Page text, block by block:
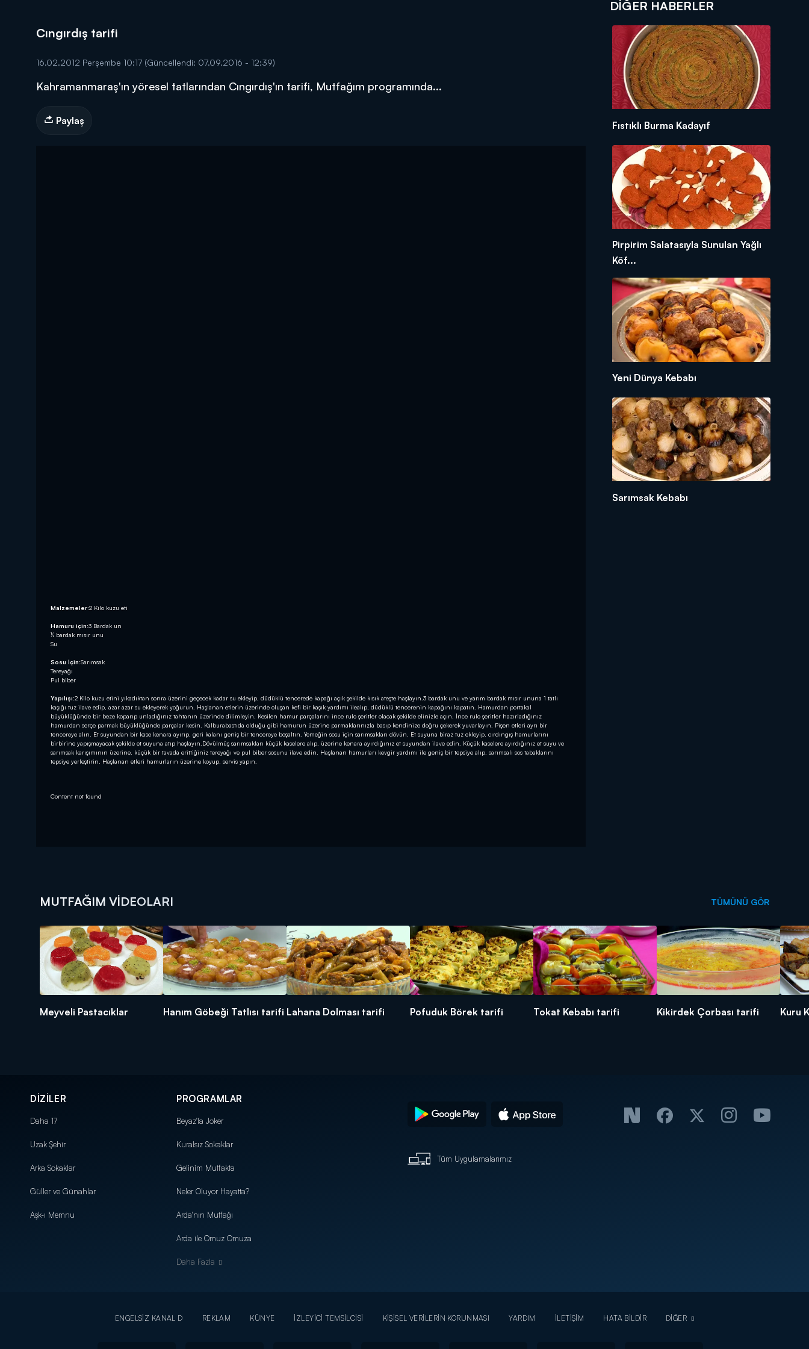
DİĞER SONUÇLAR
Cıngırdış tarifi
16.02.2012 Perşembe 10:17 (Güncellendi: 07.09.2016 - 12:39)
Kahramanmaraş'ın yöresel tatlarından Cıngırdış'ın tarifi, Mutfağım programında...
Paylaş
Malzemeler:2 Kilo kuzu eti
Hamuru için:3 Bardak un
½ bardak mısır unu
Su
Sosu İçin:Sarımsak
Tereyağı
Pul biber
Yapılışı:2 Kilo kuzu etini yıkadıktan sonra üzerini geçecek kadar su ekleyip, düdüklü tencerede kapağı açık şekilde kısık ateşte haşlayın.3 bardak unu ve yarım bardak mısır ununa 1 tatlı
kaşığı tuz ilave edip, azar azar su ekleyerek yoğurun. Haşlanan etlerin üzerinde oluşan kefi bir kaşık yardımı ilealıp, düdüklü tencerenin kapağını kapatın. Hamurdan portakal
büyüklüğünde bir beze koparıp unladığınız tahtanın üzerinde dilimleyin. Kesilen hamur parçalarını ince rulo şeritler olacak şekilde elinizle açın. İnce rulo şeritler hazırladığınız
hamurdan serçe parmak büyüklüğünde parçalar kesin. Kalburabastıda olduğu gibi hamurun üzerine parmaklarınızla basıp kendinize doğru çekerek yuvarlayın. Pişen etleri ayrı bir
tencereye alın. Et suyundan bir kase kenara ayırıp, geri kalanı geniş bir tencereye boşaltın. Yemeğin sosu için sarımsakları dövün. Et suyuna biraz tuz ekleyip, cırdıngış hamurlarını
birbirine yapışmayacak şekilde et suyuna atıp haşlayın.Dövülmüş sarımsakları küçük kaselere alıp, üzerine kenara ayırdığınız et suyundan ilave edin. Küçük kaselere ayırdığınız et suyu ve
sarımsak karışımının üzerine, küçük bir tavada erittiğiniz tereyağı ve pul biber sosunu ilave edin. Haşlanan hamurları kevgir yardımı ile geniş bir tepsiye alıp, sarımsalı sos tabaklarını
tepsiye yerleştirin. Haşlanan etleri hamurların üzerine koyup, servis yapın.
Content not found
DIĞER HABERLER
Fıstıklı Burma Kadayıf
Pirpirim Salatasıyla Sunulan Yağlı
Köf...
Yeni Dünya Kebabı
Sarımsak Kebabı
MUTFAĞIM VIDEOLARI TÜMÜNÜ GÖR
Meyveli Pastacıklar Hanım Göbeği Tatlısı tarifi Lahana Dolması tarifi Pofuduk Börek tarifi Tokat Kebabı tarifi Kikirdek Çorbası tarifi Kuru
DİZİLER
Daha 17
Uzak Şehir
Arka Sokaklar
Güller ve Günahlar
Aşk-ı Memnu
PROGRAMLAR
Beyaz'la Joker
Kuralsız Sokaklar
Gelinim Mutfakta
Neler Oluyor Hayatta?
Arda'nın Mutfağı
Arda ile Omuz Omuza
Daha Fazla
Tüm Uygulamalarımız
ENGELSİZ KANAL D REKLAM KÜNYE İZLEYİCİ TEMSİLCİSİ KİŞİSEL VERİLERİN KORUNMASI YARDIM İLETİŞİM HATA BİLDİR DİĞER